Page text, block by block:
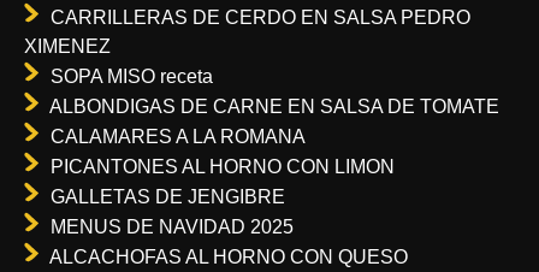
CARRILLERAS DE CERDO EN SALSA PEDRO
XIMENEZ
SOPA MISO receta
ALBONDIGAS DE CARNE EN SALSA DE TOMATE
CALAMARES A LA ROMANA
PICANTONES AL HORNO CON LIMON
GALLETAS DE JENGIBRE
MENUS DE NAVIDAD 2025
ALCACHOFAS AL HORNO CON QUESO